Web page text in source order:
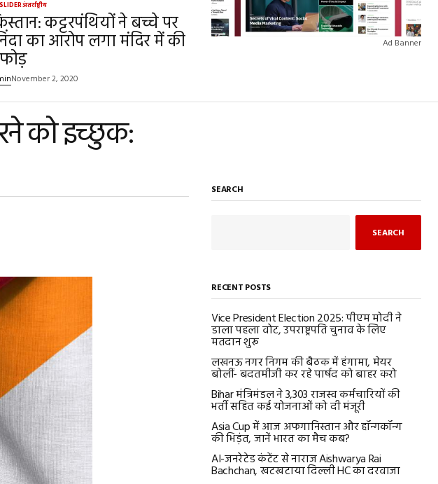
अंतर्राष्ट्रीय
कट्टरपंथियों ने बच्चे पर
का आरोप लगा मंदिर में की
November 2, 2020
Ad Banner
को इच्छुक:
SEARCH
SEARCH
RECENT POSTS
Vice President Election 2025: पीएम मोदी ने
डाला पहला वोट, उपराष्ट्रपति चुनाव के लिए
मतदान शुरू
लखनऊ नगर निगम की बैठक में हंगामा, मेयर
बोलीं- बदतमीजी कर रहे पार्षद को बाहर करो
Bihar मंत्रिमंडल ने 3,303 राजस्व कर्मचारियों की
भर्ती सहित कई योजनाओं को दी मंजूरी
Asia Cup में आज अफगानिस्तान और हॉन्गकॉन्ग
की भिड़ंत, जानें भारत का मैच कब?
AI-जनरेटेड कंटेंट से नाराज Aishwarya Rai
Bachchan, खटखटाया दिल्ली HC का दरवाजा